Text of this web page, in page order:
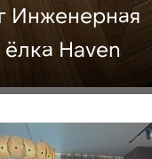
Инженерная
Haven